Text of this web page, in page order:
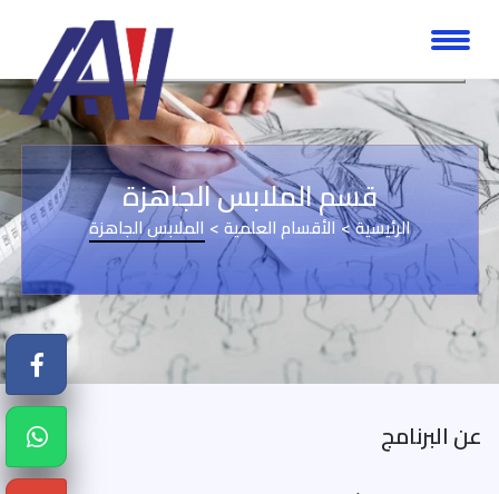
Facebook
WhatsApp
قسم الملابس الجاهزة
الرئيسية>الأقسام العلمية> الملابس الجاهزة
عن البرنامج